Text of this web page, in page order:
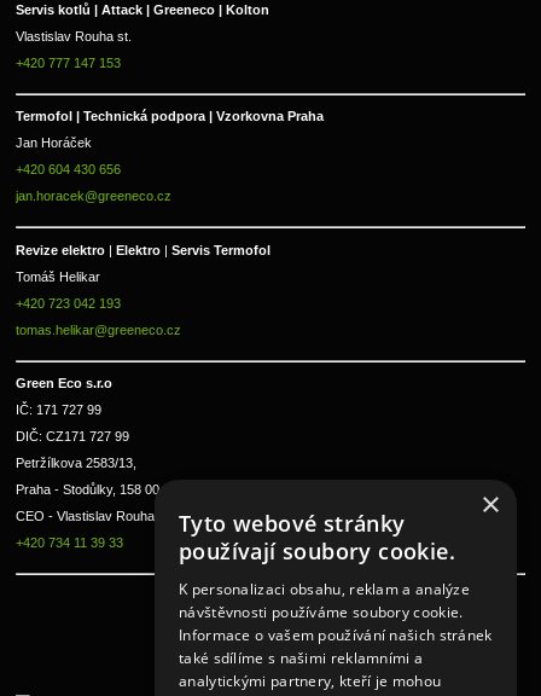
Servis kotlů | Attack | Greeneco | Kolton
Vlastislav Rouha st.
+420 777 147 153
Termofol | Technická podpora | Vzorkovna Praha
Jan Horáček
+420 604 430 656
jan.horacek@greeneco.cz
Revize elektro | Elektro | Servis Termofol
Tomáš Helikar
+420 723 042 193
tomas.helikar@greeneco.cz
Green Eco s.r.o
IČ: 171 727 99
DIČ: CZ171 727 99
Petržílkova 2583/13,
Praha - Stodůlky, 158 00
CEO - Vlastislav Rouha ml.
+420 734 11 39 33
×
Tyto webové stránky
používají soubory cookie.
K personalizaci obsahu, reklam a analýze
návštěvnosti používáme soubory cookie.
Informace o vašem používání našich stránek
také sdílíme s našimi reklamními a
analytickými partnery, kteří je mohou